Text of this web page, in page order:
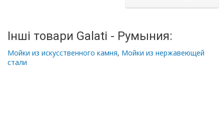
Інші товари Galati - Румыния:
Мойки из искусственного камня, Мойки из нержавеющей
стали